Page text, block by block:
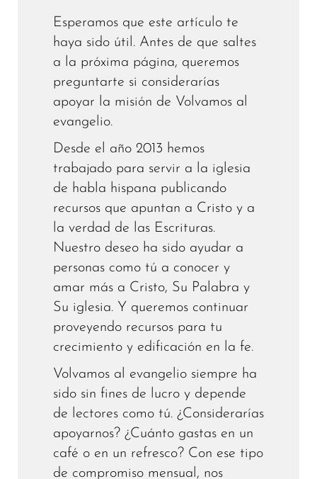
Esperamos que este artículo te
haya sido útil. Antes de que saltes
a la próxima página, queremos
preguntarte si considerarías
apoyar la misión de Volvamos al
evangelio.
Desde el año 2013 hemos
trabajado para servir a la iglesia
de habla hispana publicando
recursos que apuntan a Cristo y a
la verdad de las Escrituras.
Nuestro deseo ha sido ayudar a
personas como tú a conocer y
amar más a Cristo, Su Palabra y
Su iglesia. Y queremos continuar
proveyendo recursos para tu
crecimiento y edificación en la fe.
Volvamos al evangelio siempre ha
sido sin fines de lucro y depende
de lectores como tú. ¿Considerarías
apoyarnos? ¿Cuánto gastas en un
café o en un refresco? Con ese tipo
de compromiso mensual, nos